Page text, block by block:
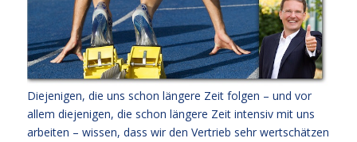
Diejenigen, die uns schon längere Zeit folgen – und vor
allem diejenigen, die schon längere Zeit intensiv mit uns
arbeiten – wissen, dass wir den Vertrieb sehr wertschätzen